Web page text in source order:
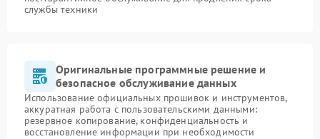
службы техники
Оригинальные программные решение и
безопасное обслуживание данных
Использование официальных прошивок и инструментов,
аккуратная работа с пользовательскими данными:
резервное копирование, конфиденциальность и
восстановление информации при необходимости